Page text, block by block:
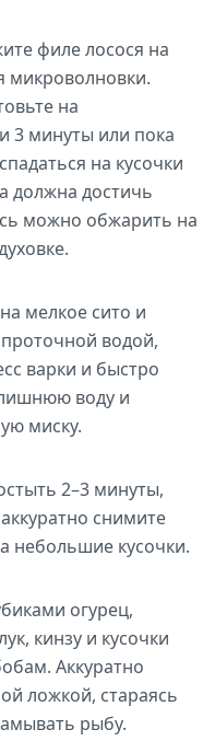
филе лосося на
микроволновки.
на
3 минуты или пока
на кусочки
должна достичь
можно обжарить на
мелкое сито и
водой,
варки и быстро
воду и
миску.
2–3 минуты,
снимите
небольшие кусочки.
огурец,
кинзу и кусочки
Аккуратно
ложкой, стараясь
рыбу.